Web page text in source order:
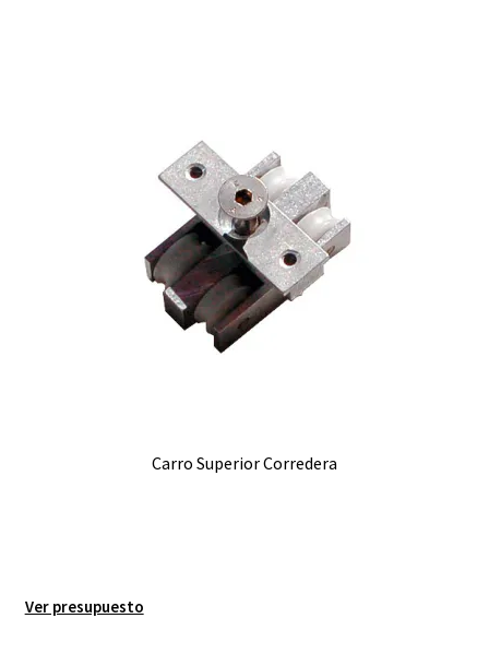
Carro Superior Corredera
Ver presupuesto